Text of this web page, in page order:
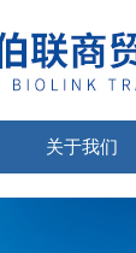
关于我们